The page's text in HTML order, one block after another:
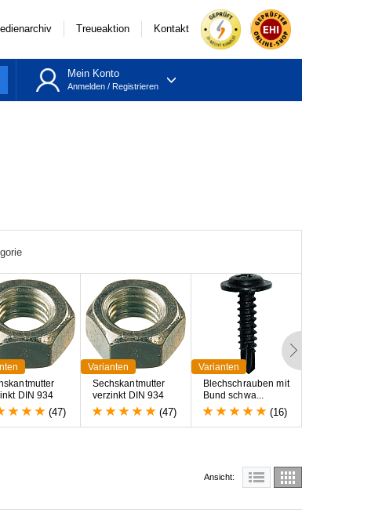
Treueaktion Kontakt
Mein Konto
Anmelden / Registrieren
skantmutter
inkt D N 934
(47)
Varianten
Sechskantmutter
verzinkt D N 934
(47)
Varianten
Bl echschrauben mit
Bund schwa...
(16)
Ansicht: